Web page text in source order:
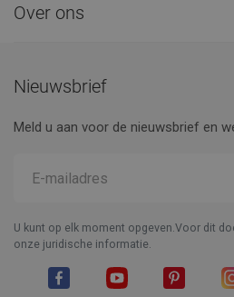
Over ons
Nieuwsbrief
Meld u aan voor de nieuwsbrief en
U kunt op elk moment opgeven.Voor dit
onze juridische informatie.